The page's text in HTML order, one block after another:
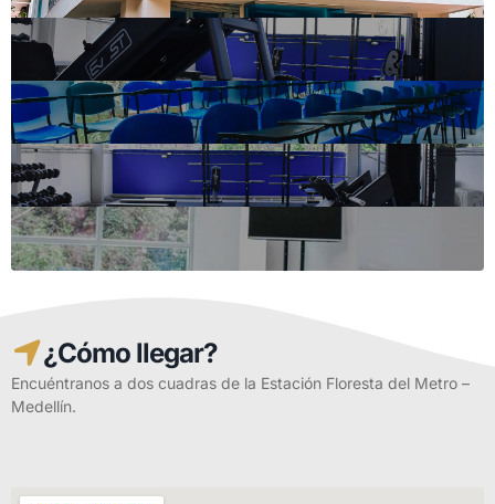
¿Cómo llegar?
Encuéntranos a dos cuadras de la Estación Floresta del Metro –
Medellín.